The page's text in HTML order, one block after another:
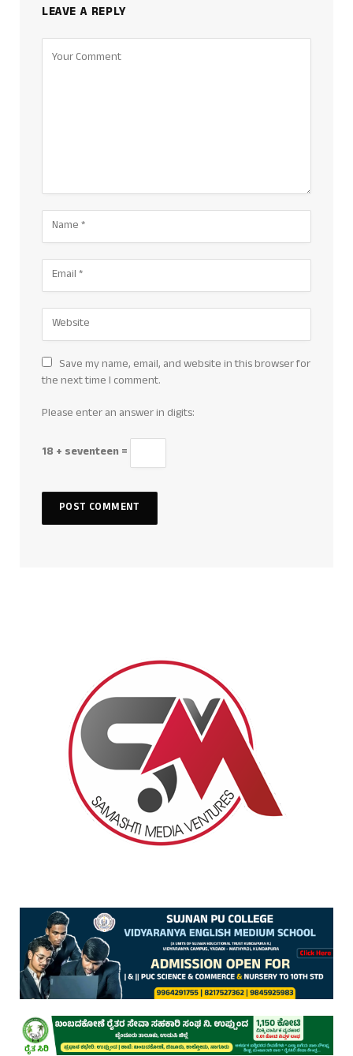
LEAVE A REPLY
Save my name, email, and website in this browser for
the next time I comment.
Please enter an answer in digits:
18 + seventeen =